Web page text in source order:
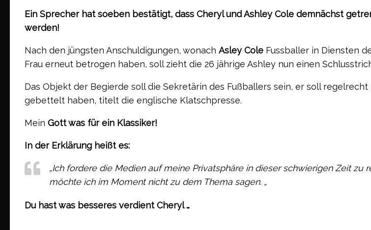
Ein Sprecher hat soeben bestätigt, dass Cheryl und Ashley Cole demnächst
werden!
Nach den jüngsten Anschuldigungen, wonach Asley Cole Fussballer in Diensten
Frau erneut betrogen haben, soll zieht die 26 jährige Ashley nun einen
Das Objekt der Begierde soll die Sekretärin des Fußballers sein, er soll regelrecht
gebettelt haben, titelt die englische Klatschpresse.
Mein Gott was für ein Klassiker!
In der Erklärung heißt es:
„Ich fordere die Medien auf meine Privatsphäre in dieser schwierigen Zeit zu
möchte ich im Moment nicht zu dem Thema sagen. „
Du hast was besseres verdient Cheryl …